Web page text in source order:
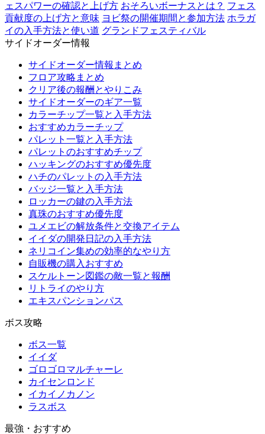
ェスパワーの確認と上げ方 おそろいボーナスとは？ フェス
貢献度の上げ方と意味 ヨビ祭の開催期間と参加方法 ホラガ
イの入手方法と使い道 グランドフェスティバル
サイドオーダー情報
サイドオーダー情報まとめ
フロア攻略まとめ
クリア後の報酬とやりこみ
サイドオーダーのギア一覧
カラーチップ一覧と入手方法
おすすめカラーチップ
パレット一覧と入手方法
パレットのおすすめチップ
ハッキングのおすすめ優先度
ハチのパレットの入手方法
バッジ一覧と入手方法
ロッカーの鍵の入手方法
真珠のおすすめ優先度
ユメエビの解放条件と交換アイテム
イイダの開発日記の入手方法
ネリコイン集めの効率的なやり方
自販機の購入おすすめ
スケルトーン図鑑の敵一覧と報酬
リトライのやり方
エキスパンションパス
ボス攻略
ボス一覧
イイダ
ゴロゴロマルチャーレ
カイセンロンド
イカイノカノン
ラスボス
最強・おすすめ